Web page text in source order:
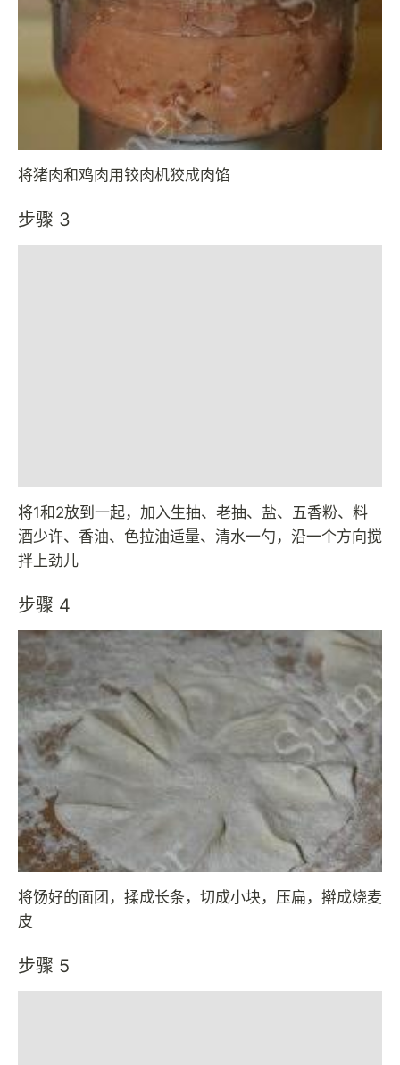
将猪肉和鸡肉用铰肉机狡成肉馅
步骤 3
将1和2放到一起，加入生抽、老抽、盐、五香粉、料
酒少许、香油、色拉油适量、清水一勺，沿一个方向搅
拌上劲儿
步骤 4
将饧好的面团，揉成长条，切成小块，压扁，擀成烧麦
皮
步骤 5